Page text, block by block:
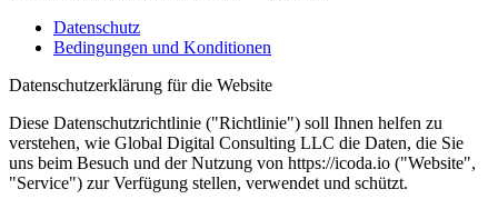
Datenschutz
Bedingungen und Konditionen
Datenschutzerklärung für die Website
Diese Datenschutzrichtlinie ("Richtlinie") soll Ihnen helfen zu
verstehen, wie Global Digital Consulting LLC die Daten, die Sie
uns beim Besuch und der Nutzung von https://icoda.io ("Website",
"Service") zur Verfügung stellen, verwendet und schützt.